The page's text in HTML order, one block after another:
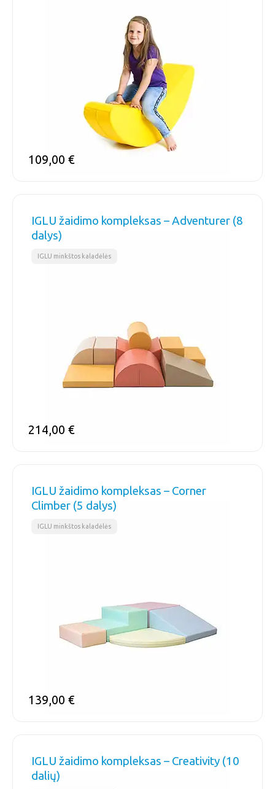
109,00 €
IGLU žaidimo kompleksas – Adventurer (8
dalys)
IGLU minkštos kaladėlės
214,00 €
IGLU žaidimo kompleksas – Corner
Climber (5 dalys)
IGLU minkštos kaladėlės
139,00 €
IGLU žaidimo kompleksas – Creativity (10
dalių)